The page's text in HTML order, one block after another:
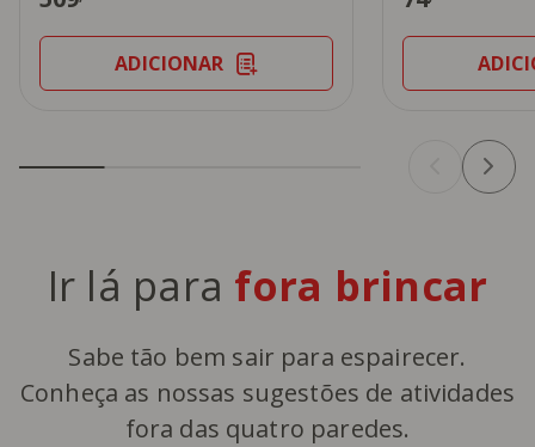
ADICIONAR
Ir lá para fora brincar
Sabe tão bem sair para espairecer.
Conheça as nossas sugestões de atividades
fora das quatro paredes.